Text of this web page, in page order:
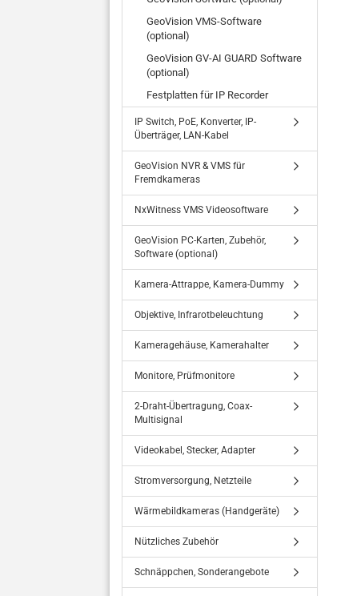
GeoVision VMS-Software
(optional)
GeoVision GV-AI GUARD Software
(optional)
Festplatten für IP Recorder
IP Switch, PoE, Konverter, IP-
Überträger, LAN-Kabel
GeoVision NVR & VMS für
Fremdkameras
NxWitness VMS Videosoftware
GeoVision PC-Karten, Zubehör,
Software (optional)
Kamera-Attrappe, Kamera-Dummy
Objektive, Infrarotbeleuchtung
Kameragehäuse, Kamerahalter
Monitore, Prüfmonitore
2-Draht-Übertragung, Coax-
Multisignal
Videokabel, Stecker, Adapter
Stromversorgung, Netzteile
Wärmebildkameras (Handgeräte)
Nützliches Zubehör
Schnäppchen, Sonderangebote